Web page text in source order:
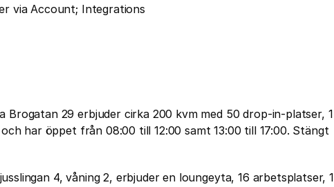
via Account; Integrations
Brogatan 29 erbjuder cirka 200 kvm med 50 drop-in-platser, 1
har öppet från 08:00 till 12:00 samt 13:00 till 17:00. Stängt
4, våning 2, erbjuder en loungeyta, 16 arbetsplatser, 1